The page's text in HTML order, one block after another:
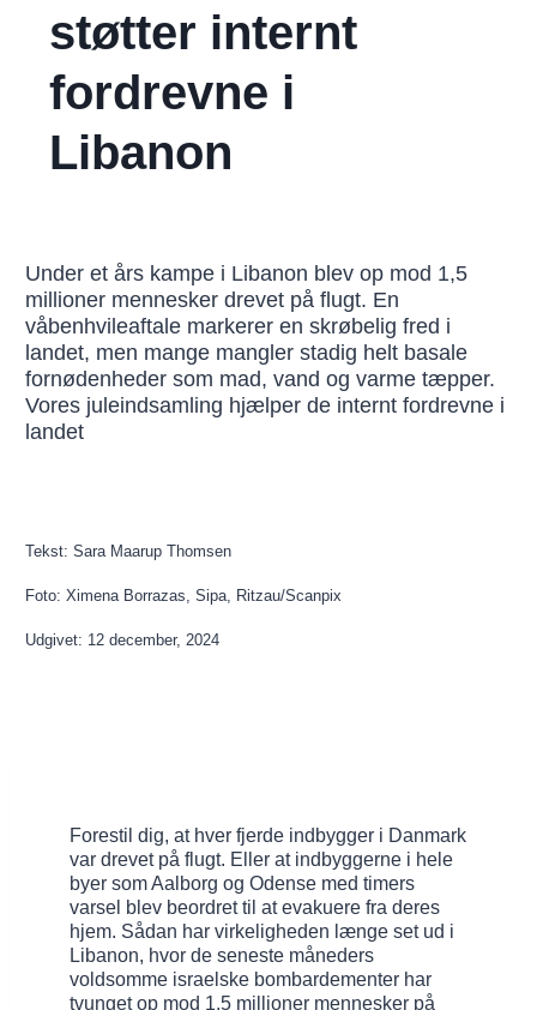
støtter internt
fordrevne i
Libanon
Under et års kampe i Libanon blev op mod 1,5
millioner mennesker drevet på flugt. En
våbenhvileaftale markerer en skrøbelig fred i
landet, men mange mangler stadig helt basale
fornødenheder som mad, vand og varme tæpper.
Vores juleindsamling hjælper de internt fordrevne i
landet
Tekst: Sara Maarup Thomsen
Foto: Ximena Borrazas, Sipa, Ritzau/Scanpix
Udgivet: 12 december, 2024
Forestil dig, at hver fjerde indbygger i Danmark
var drevet på flugt. Eller at indbyggerne i hele
byer som Aalborg og Odense med timers
varsel blev beordret til at evakuere fra deres
hjem. Sådan har virkeligheden længe set ud i
Libanon, hvor de seneste måneders
voldsomme israelske bombardementer har
tvunget op mod 1,5 millioner mennesker på